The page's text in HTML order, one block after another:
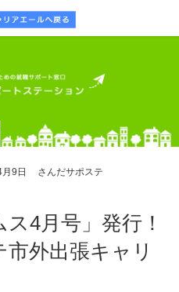
9日
さんだサポステ
外出張キャリ